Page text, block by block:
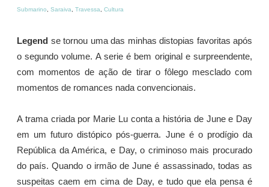
Submarino Saraiva Travessa Cultura
Legend se tornou uma das minhas distopias favoritas após
o segundo volume. A serie é bem original e surpreendente,
com momentos de ação de tirar o fôlego mesclado com
momentos de romances nada convencionais.
A trama criada por Marie Lu conta a história de June e Day
em um futuro distópico pós-guerra. June é o prodígio da
República da América, e Day, o criminoso mais procurado
do país. Quando o irmão de June é assassinado, todas as
suspeitas caem em cima de Day, e tudo que ela pensa é